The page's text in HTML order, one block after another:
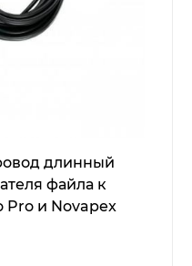
длинный
файла к
Pro и Novapex